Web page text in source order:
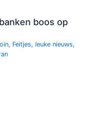
boos op
, Feitjes, leuke nieuws,